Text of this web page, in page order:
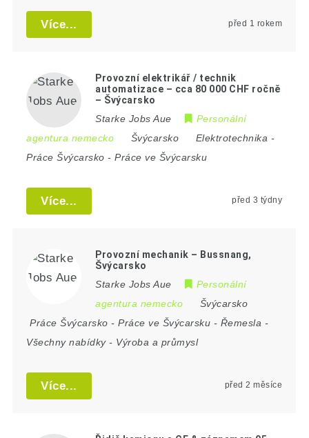
Více... před 1 rokem
Provozní elektrikář / technik
automatizace – cca 80 000 CHF ročně
– Švýcarsko
Starke Jobs Aue
Personální
agentura nemecko
Švýcarsko Elektrotechnika -
Práce Švýcarsko -Práce ve Švýcarsku
Více... před 3 týdny
Provozní mechanik – Bussnang,
Švýcarsko
Starke Jobs Aue
Personální
agentura nemecko
Švýcarsko
Práce Švýcarsko -Práce ve Švýcarsku - Řemesla -
Všechny nabídky- Výroba a průmysl
Více... před 2 měsíce